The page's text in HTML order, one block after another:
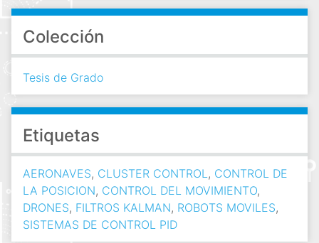
Colección
Tesis de Grado
Etiquetas
AERONAVES, CLUSTER CONTROL, CONTROL DE
LA POSICION, CONTROL DEL MOVIMIENTO,
DRONES, FILTROS KALMAN, ROBOTS MOVILES,
SISTEMAS DE CONTROL PID